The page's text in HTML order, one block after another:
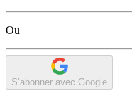
Ou
S’abonner avec Google